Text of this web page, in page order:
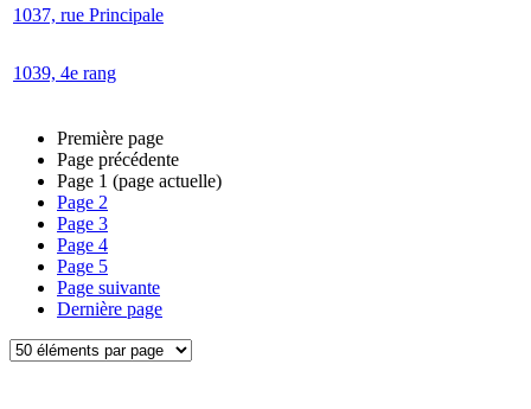
1037, rue Principale
1039, 4e rang
Première page
Page précédente
Page 1 (page actuelle)
Page 2
Page 3
Page 4
Page 5
Page suivante
Dernière page